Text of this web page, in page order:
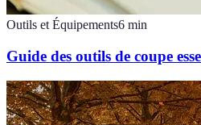
Outils et Équipements6 min
Guide des outils de coupe